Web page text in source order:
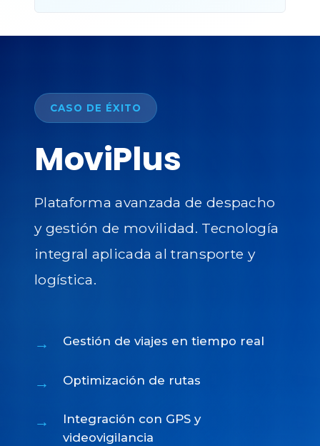
CASO DE ÉXITO
MoviPlus
Plataforma avanzada de despacho
y gestión de movilidad. Tecnología
integral aplicada al transporte y
logística.
Gestión de viajes en tiempo real
Optimización de rutas
Integración con GPS y
videovigilancia